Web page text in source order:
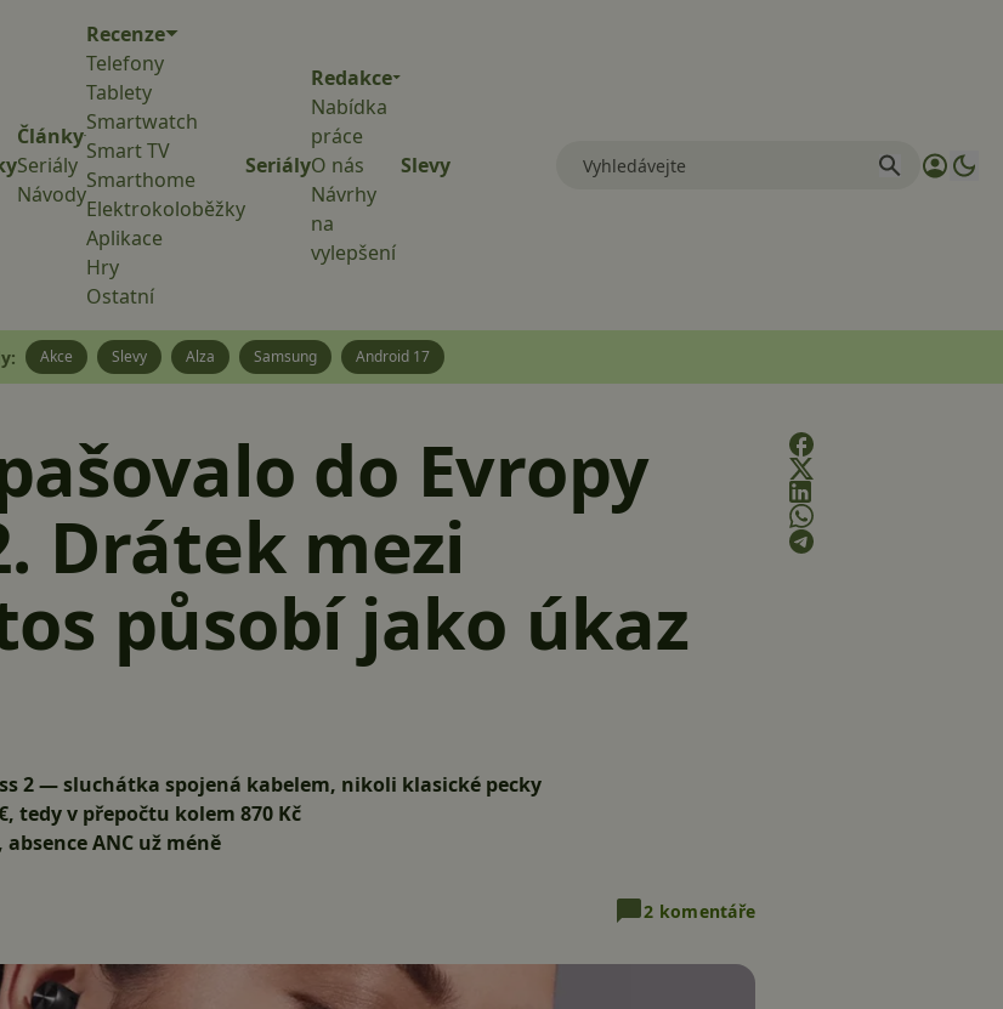
Články
Seriály
Návody
Recenze
Telefony
Tablety
Smartwatch
Smart TV
Smarthome
Elektrokoloběžky
Aplikace
Hry
Ostatní
Seriály
Redakce
Nabídka
práce
O nás
Návrhy
na
vylepšení
Slevy
Akce Slevy Alza Samsung Android 17
do Evropy
Drátek mezi
působí jako úkaz
2— sluchátka spojená kabelem, nikoli klasické pecky
, tedy v přepočtu kolem 870 Kč
ANC už méně
2 komentáře